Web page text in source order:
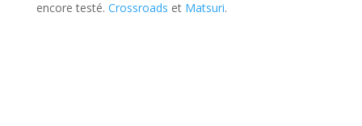
encore testé. Crossroads et Matsuri.